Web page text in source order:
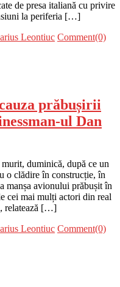
de presa italiană cu privire
la periferia […]
Leontiuc Comment(0)
prăbușirii
ul Dan
duminică, după ce un
o clădire în construcție, în
manșa avionului prăbușit în
cei mai mulți actori din real
relatează […]
Leontiuc Comment(0)